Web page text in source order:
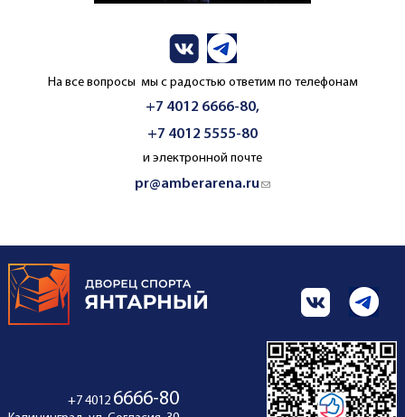
На все вопросы мы с радостью ответим по телефонам
+7 4012 6666-80,
+7 4012 5555-80
и электронной почте
pr@amberarena.ru(link sends e-mail)
+7 4012 6666-80